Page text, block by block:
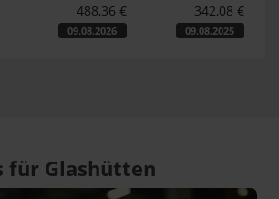
488,36 €
09.08.2026
342,08 €
09.08.2025
für Glashütten